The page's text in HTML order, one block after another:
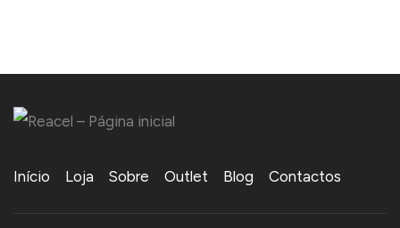
Início Loja Sobre Outlet Blog Contactos